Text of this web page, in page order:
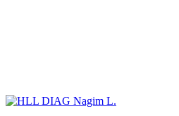
Nagim L.